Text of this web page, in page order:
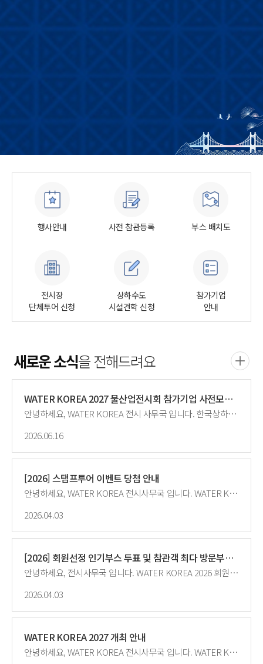
행사안내 사전 참관등록 부스 배치도
전시장
단체투어 신청
상하수도
시설견학 신청
참가기업
안내
새로운 소식을 전해드려요
WATER KOREA 2027 물산업전시회 참가기업 사전모집 안내
안녕하세요, WATER KOREA 전시 사무국 입니다. 한국상하수도협회는 매년 물시장 활성화와 물산업 종사자 간 화합의 장 마련을 위한 WATER KOREA(대한민국 국제물산업박람회)를 개최하고 있습니다.내년 3월 개최하는 WATER KOREA 2027 물산업전시회 참여기업 모집을 위하여, '26년 전시회 참여기업 대상으로 사전모집을 진행할 예정이오니 많은 관심과 참여바랍니다. 가. 행 사 명: WATER KOREA 2027(대한민국 국제물산업박람회) 나. 기간·장소: '27. 3. 17.(수) ~ 3. 19.(금), KINTEX 제2전시장 7~8A홀(경기도 고양시 소재) 다. 주요행사: 물산업전시회, 수출상담회, 구매상담회, 세미나, 교류회의 등 라. 전시규모: 250개사 630부스 마. 사전모집: WATER KOREA 2026 물산업전시회 참여기업 대상(세부사항 붙임 참조) 1) 접수기간: 2026. 7. 7.(화) ~ 8. 13.(목) ※ 기간 내 그룹별 신청기간 상이 2) 접수방법: 그룹별 신청기간 내 참가신청서 작성하여 회신(waterkorea2027@kwwa.or.kr) ※ 부스배치도와 기업별 접수순번은 첨부파일 참조 - '26. 6. 30.기준으로 협회비 납부여부와 온라인전시관 참여도를 합산하여 접수 순번 점수를 산정합니다. ※ 부스배치도: https://docs.google.com/spreadsheets/d/1KPzTZcWRVInXDhFtmXm5aUPJW0zb15_QKSbaLncwtZo/edit?gid=0#gid=0 3) 참고사항: 서울아리수본부 공동관 참여 희망시 협회에 사전 문의 요망 ※ 그 외 공동관은 '26. 12월 ~ '27. 1월 중 주관기관에서 별도 모집(예정) 붙임 1. WATER KOREA 2027 물산업전시회 사전모집 신청 안내 2. 참가신청서 양식
2026.06.16
[2026] 스탬프투어 이벤트 당첨 안내
안녕하세요, WATER KOREA 전시사무국 입니다. WATER KOERA 2026 스탬프투어 이벤트 당첨 결과 안내드립니다. 가장 어려운 미션을 성공하신 분들의 당첨을 축하드립니다!<img src="/upload/editor2/7132e8c3-b2ee-4684-afb0-010fe0949dee.jpg " title="12.jpg"><img src="/upload/editor2/8d0d758f-7290-4c4d-b203-05af68affafa.jpg " title="222.jpg"> 감사합니다.
2026.04.03
[2026] 회원선정 인기부스 투표 및 참관객 최다 방문부스 결과
안녕하세요, 전시사무국 입니다. WATER KOREA 2026 회원선정 인기부스 투표 및 참관객 최다 방문부스 결과 안내드립니다.전시 참가기업 및 참관객의 성원에 감사드립니다. 1등 기업은 폐막식에서 시상하였으며, 2~5등 기업은 개별 안내드릴 예정입니다. □ 회원선정 인기부스 투표 ◦ (대상) 공무원 참관객, ’26년도 전시 참가기업 전체(기관 홍보관 제외) ◦ (선정) 공무원 참관객이 전시회 참관 후 공무원 투표소에 방문, 가장 인상 깊었던 부스 1개사 투표하여 인기기업 선정 □ 참관객 최다 방문부스 ◦ (대상) ’26년도 전시 참가기업 중 고객관리시스템 신청 기업◦ (선정) 전시기간 동안 참가기업 부스에 설치된 고객관리시스템 방문기록 집계(중복 방문객 집계 제외)하여 최다 방문 기업 선정감사합니다.
2026.04.03
WATER KOREA 2027 개최 안내
안녕하세요, WATER KOREA 전시사무국 입니다. WATER KOREA 2027은 2027. 3. 17.(수) ~ 3. 19.(금) KINTEX 제2전시장(7, 8A홀)에서 개최됩니다.참가기업 모집은 7월부터 진행될 예정이오니 추후 공지를 확인해 주시기 바랍니다.- 우선모집: 2026년도 참가기업을 대상으로 선모집합니다. (7월 예정)- 일반모집: 물 기관 및 기업 모두 신청 가능하시며 우선 모집 종료 후 진행됩니다.(8~9월 예정)감사합니다.